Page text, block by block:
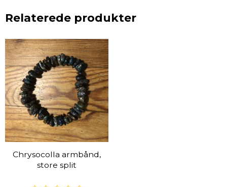
Relaterede produkter
Chrysocolla armbånd,
store split